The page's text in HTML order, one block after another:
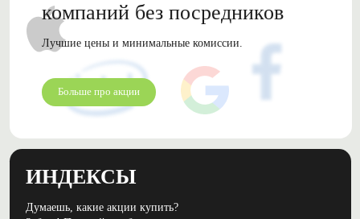
компаний без посредников
Лучшие цены и минимальные комиссии.
Больше про акции
ИНДЕКСЫ
Думаешь, какие акции купить?